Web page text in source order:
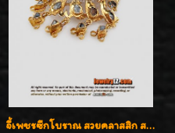
จี้เพชรซีกโบราณ สวยคลาสสิก สภาพสมบูรณ์สุดๆค่ะ